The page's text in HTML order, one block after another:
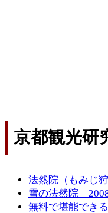
京都観光研
法然院（もみじ
雪の法然院
無料で堪能でき